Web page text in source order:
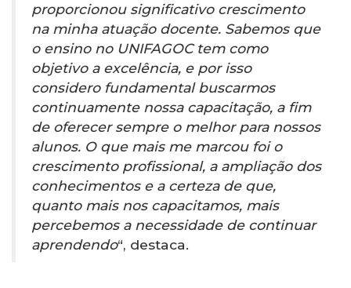
proporcionou significativo crescimento
na minha atuação docente. Sabemos que
o ensino no UNIFAGOC tem como
objetivo a excelência, e por isso
considero fundamental buscarmos
continuamente nossa capacitação, a fim
de oferecer sempre o melhor para nossos
alunos. O que mais me marcou foi o
crescimento profissional, a ampliação dos
conhecimentos e a certeza de que,
quanto mais nos capacitamos, mais
percebemos a necessidade de continuar
aprendendo“, destaca.